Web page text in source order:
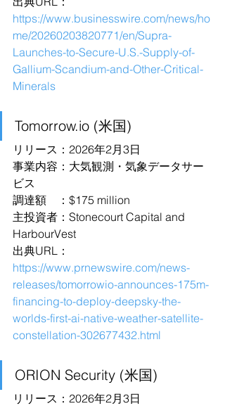
https://www.businesswire.com/news/ho
me/20260203820771/en/Supra-
Launches-to-Secure-U.S.-Supply-of-
Gallium-Scandium-and-Other-Critical-
Minerals
Tomorrow.io (米国)
リリース：2026年2月3日
事業内容：大気観測・気象データサー
ビス
調達額　：$175 million
主投資者：Stonecourt Capital and
HarbourVest
出典URL：
https://www.prnewswire.com/news-
releases/tomorrowio-announces-175m-
financing-to-deploy-deepsky-the-
worlds-first-ai-native-weather-satellite-
constellation-302677432.html
ORION Security (米国)
リリース：2026年2月3日